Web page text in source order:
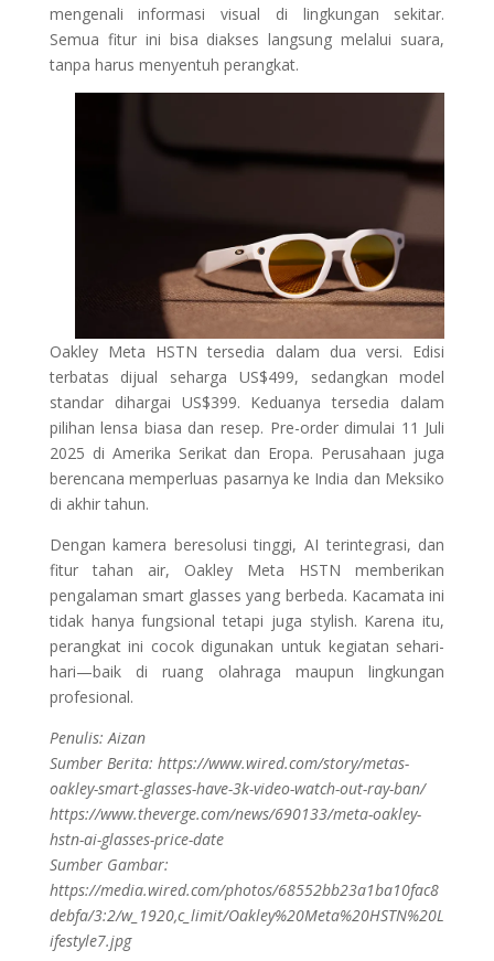
mengenali informasi visual di lingkungan sekitar.
Semua fitur ini bisa diakses langsung melalui suara,
tanpa harus menyentuh perangkat.
Oakley Meta HSTN tersedia dalam dua versi. Edisi
terbatas dijual seharga US$499, sedangkan model
standar dihargai US$399. Keduanya tersedia dalam
pilihan lensa biasa dan resep. Pre-order dimulai 11 Juli
2025 di Amerika Serikat dan Eropa. Perusahaan juga
berencana memperluas pasarnya ke India dan Meksiko
di akhir tahun.
Dengan kamera beresolusi tinggi, AI terintegrasi, dan
fitur tahan air, Oakley Meta HSTN memberikan
pengalaman smart glasses yang berbeda. Kacamata ini
tidak hanya fungsional tetapi juga stylish. Karena itu,
perangkat ini cocok digunakan untuk kegiatan sehari-
hari—baik di ruang olahraga maupun lingkungan
profesional.
Penulis: Aizan
Sumber Berita: https://www.wired.com/story/metas-
oakley-smart-glasses-have-3k-video-watch-out-ray-ban/
https://www.theverge.com/news/690133/meta-oakley-
hstn-ai-glasses-price-date
Sumber Gambar:
https://media.wired.com/photos/68552bb23a1ba10fac8
debfa/3:2/w_1920,c_limit/Oakley%20Meta%20HSTN%20L
ifestyle7.jpg